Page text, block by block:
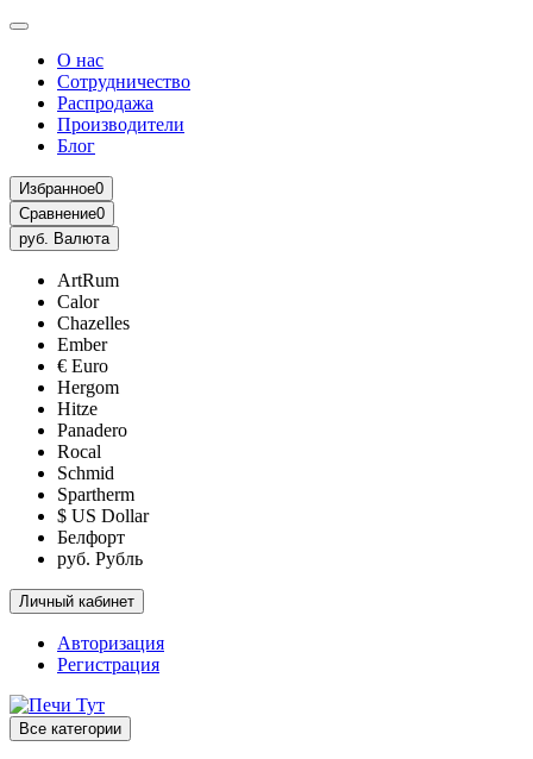
О нас
Сотрудничество
Распродажа
Производители
Блог
Избранное0
Сравнение0
руб. Валюта
ArtRum
Calor
Chazelles
Ember
€ Euro
Hergom
Hitze
Panadero
Rocal
Schmid
Spartherm
$ US Dollar
Белфорт
руб. Рубль
Личный кабинет
Авторизация
Регистрация
Все категории